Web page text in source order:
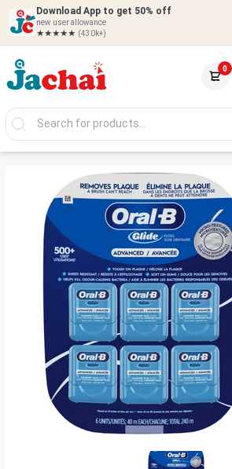
Download App to get 50% off
new user allowance
★★★★★ (430k+)
0